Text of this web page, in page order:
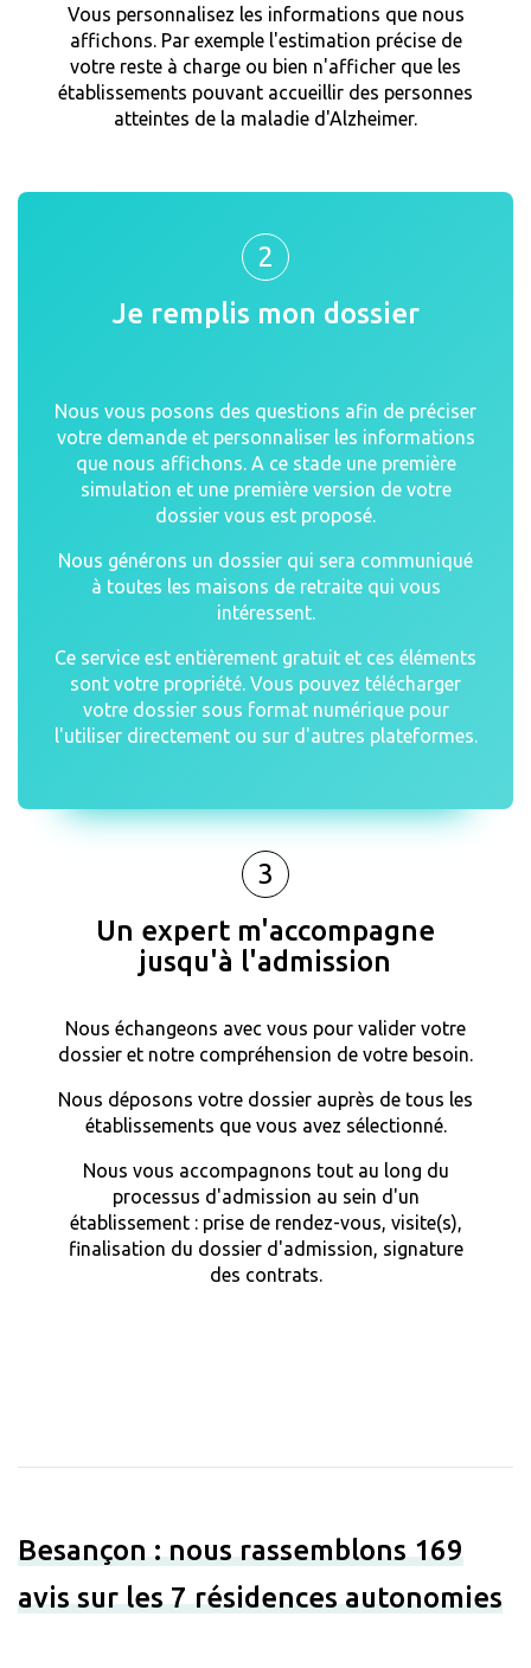
Vous personnalisez les informations que nous
affichons. Par exemple l'estimation précise de
votre reste à charge ou bien n'afficher que les
établissements pouvant accueillir des personnes
atteintes de la maladie d'Alzheimer.
2
Je remplis mon dossier
Nous vous posons des questions afin de préciser
votre demande et personnaliser les informations
que nous affichons. A ce stade une première
simulation et une première version de votre
dossier vous est proposé.
Nous générons un dossier qui sera communiqué
à toutes les maisons de retraite qui vous
intéressent.
Ce service est entièrement gratuit et ces éléments
sont votre propriété. Vous pouvez télécharger
votre dossier sous format numérique pour
l'utiliser directement ou sur d'autres plateformes.
3
Un expert m'accompagne
jusqu'à l'admission
Nous échangeons avec vous pour valider votre
dossier et notre compréhension de votre besoin.
Nous déposons votre dossier auprès de tous les
établissements que vous avez sélectionné.
Nous vous accompagnons tout au long du
processus d'admission au sein d'un
établissement : prise de rendez-vous, visite(s),
finalisation du dossier d'admission, signature
des contrats.
Besançon : nous rassemblons 169
avis sur les 7 résidences autonomies